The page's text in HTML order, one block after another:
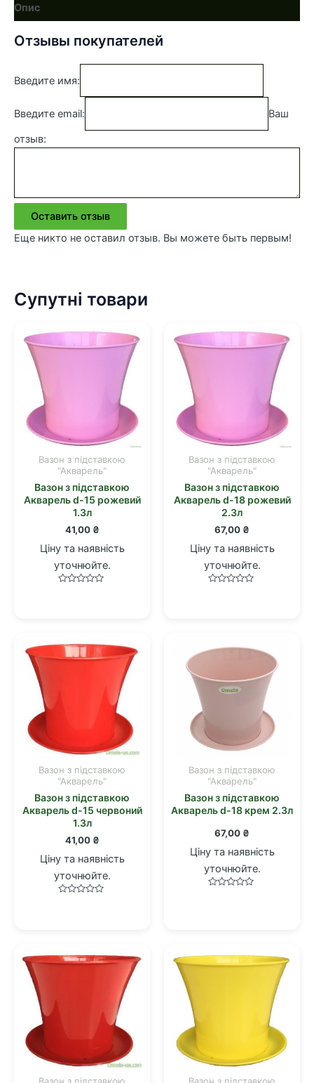
Опис
Отзывы покупателей
Введите имя:
Введите email:
Ваш
отзыв:
Оставить отзыв
Еще никто не оставил отзыв. Вы можете быть первым!
Супутні товари
Вазон з підставкою
"Акварель"
Вазон з підставкою
Акварель d-15 рожевий
1.3л
41,00 ₴
Ціну та наявність
уточнюйте.
Вазон з підставкою
"Акварель"
Вазон з підставкою
Акварель d-18 рожевий
2.3л
67,00 ₴
Ціну та наявність
уточнюйте.
Вазон з підставкою
"Акварель"
Вазон з підставкою
Акварель d-15 червоний
1.3л
41,00 ₴
Ціну та наявність
уточнюйте.
Вазон з підставкою
"Акварель"
Вазон з підставкою
Акварель d-18 крем 2.3л
67,00 ₴
Ціну та наявність
уточнюйте.
Вазон з підставкою Вазон з підставкою